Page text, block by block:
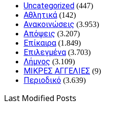
Uncategorized (447)
Αθλητικά (142)
Ανακοινώσεις (3.953)
Απόψεις (3.207)
Επίκαιρα (1.849)
Επιλεγμένα (3.703)
Λήμνος (3.109)
ΜΙΚΡΕΣ ΑΓΓΕΛΙΕΣ (9)
Περιοδικό (3.639)
Last Modified Posts